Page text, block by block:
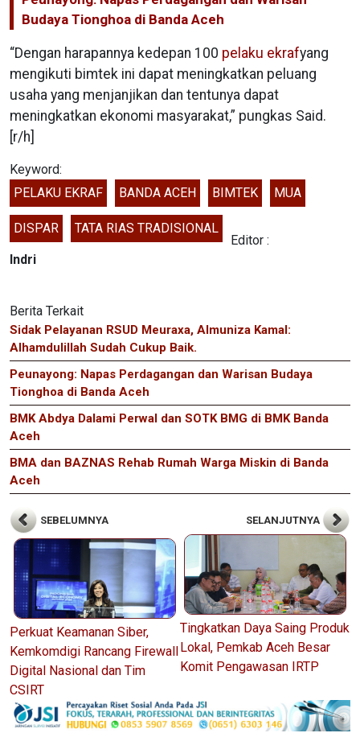
Budaya Tionghoa di Banda Aceh
“Dengan harapannya kedepan 100 pelaku ekrafyang
mengikuti bimtek ini dapat meningkatkan peluang
usaha yang menjanjikan dan tentunya dapat
meningkatkan ekonomi masyarakat,” pungkas Said.
[r/h]
Keyword:
PELAKU EKRAF
BANDA ACEH BIMTEK MUA
DISPAR TATA RIAS TRADISIONAL
Editor :
Indri
Berita Terkait
Sidak Pelayanan RSUD Meuraxa, Almuniza Kamal:
Alhamdulillah Sudah Cukup Baik.
Peunayong: Napas Perdagangan dan Warisan Budaya
Tionghoa di Banda Aceh
BMK Abdya Dalami Perwal dan SOTK BMG di BMK Banda
Aceh
BMA dan BAZNAS Rehab Rumah Warga Miskin di Banda
Aceh
SEBELUMNYA
Perkuat Keamanan Siber,
Kemkomdigi Rancang Firewall
Digital Nasional dan Tim
CSIRT
SELANJUTNYA
Tingkatkan Daya Saing Produk
Lokal, Pemkab Aceh Besar
Komit Pengawasan IRTP